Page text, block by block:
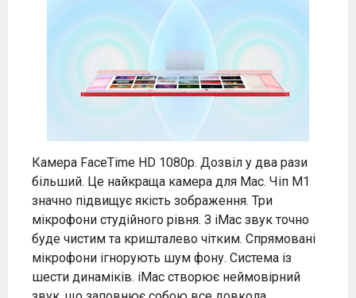
Камера FaceTime HD 1080p. Дозвіл у два рази
більший. Це найкраща камера для Mac. Чіп M1
значно підвищує якість зображення. Три
мікрофони студійного рівня. З iMac звук точно
буде чистим та кришталево чітким. Спрямовані
мікрофони ігнорують шум фону. Система із
шести динаміків. iMac створює неймовірний